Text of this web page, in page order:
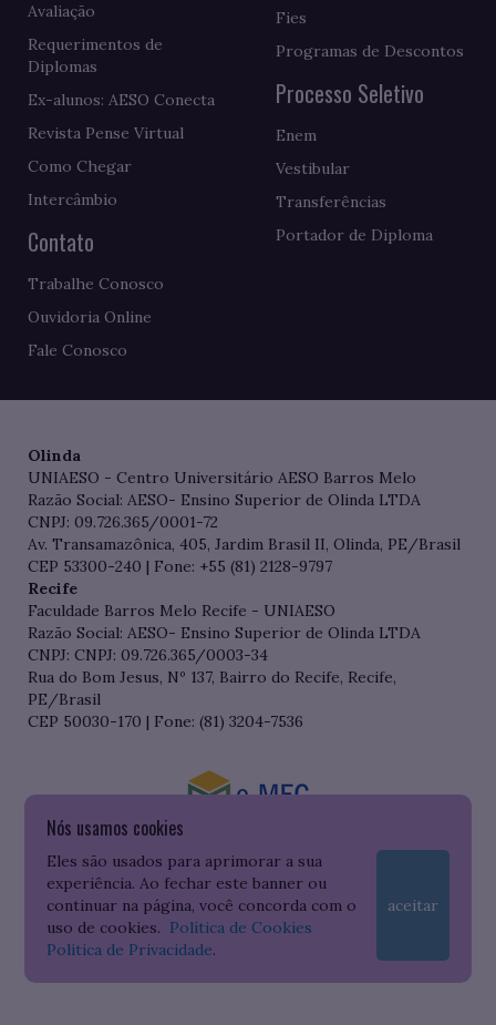
Nós usamos cookies
Eles são usados para aprimorar a sua
experiência. Ao fechar este banner ou
continuar na página, você concorda com o
uso de cookies. Política de Cookies
Política de Privacidade.
aceitar
Avaliação
Requerimentos de
Diplomas
Ex-alunos: AESO Conecta
Revista Pense Virtual
Como Chegar
Intercâmbio
Contato
Trabalhe Conosco
Ouvidoria Online
Fale Conosco
Fies
Programas de Descontos
Processo Seletivo
Enem
Vestibular
Transferências
Portador de Diploma
Olinda
UNIAESO - Centro Universitário AESO Barros Melo
Razão Social: AESO- Ensino Superior de Olinda LTDA
CNPJ: 09.726.365/0001-72
Av. Transamazônica, 405, Jardim Brasil II, Olinda, PE/Brasil
CEP 53300-240 | Fone: +55 (81) 2128-9797
Recife
Faculdade Barros Melo Recife - UNIAESO
Razão Social: AESO- Ensino Superior de Olinda LTDA
CNPJ: CNPJ: 09.726.365/0003-34
Rua do Bom Jesus, Nº 137, Bairro do Recife, Recife,
PE/Brasil
CEP 50030-170 | Fone: (81) 3204-7536
Consulte o cadastro da Instituição no Sistema do e-MEC